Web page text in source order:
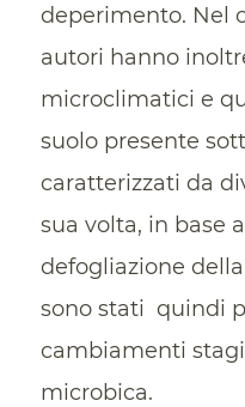
deperimento. Nel
autori hanno
microclimatici e
suolo presente
caratterizzati da
sua volta, in base
defogliazione
sono stati quindi
cambiamenti
microbica.